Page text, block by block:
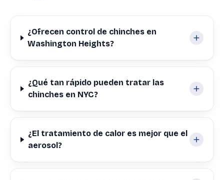
¿Ofrecen control de chinches en
Washington Heights?
¿Qué tan rápido pueden tratar las
chinches en NYC?
¿El tratamiento de calor es mejor que el
aerosol?